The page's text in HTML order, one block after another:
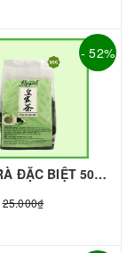
- 52%
HỒNG TRÀ ĐẶC BIỆT 50G - ROYAL I NGUYÊN LIỆU PHA CHẾ - TOBEE FOOD
25.000₫